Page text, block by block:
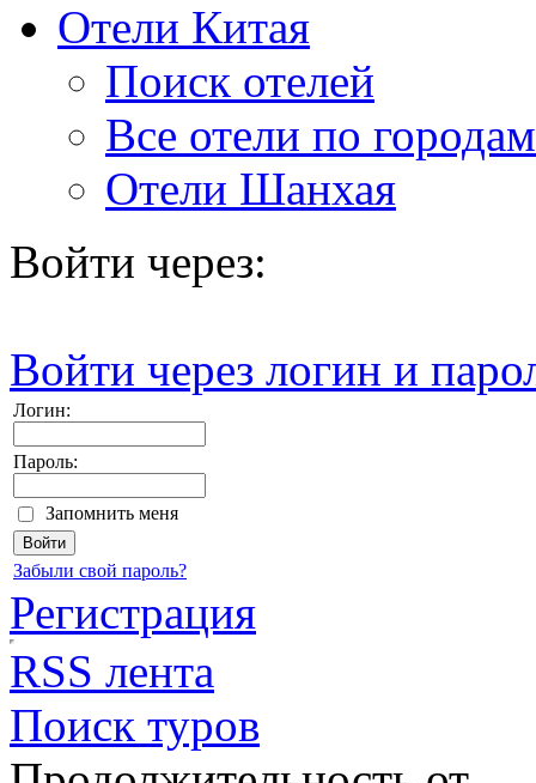
Отели Китая
Поиск отелей
Все отели по городам
Отели Шанхая
Войти через:
Войти через логин и
Логин:
Пароль:
Запомнить меня
Забыли свой пароль?
Регистрация
RSS лента
Поиск туров